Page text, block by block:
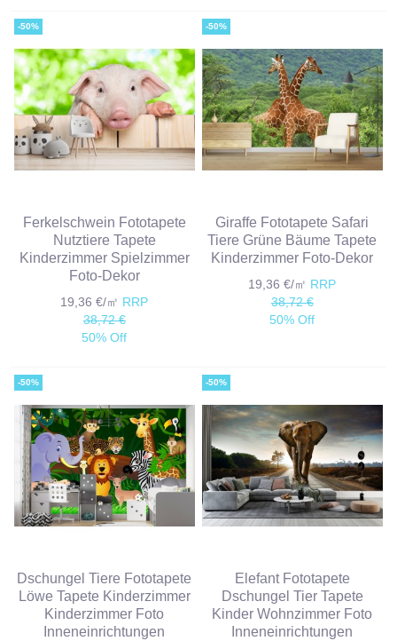
-50%
Ferkelschwein Fototapete
Nutztiere Tapete
Kinderzimmer Spielzimmer
Foto-Dekor
19,36 €/㎡ RRP
38,72 €
50% Off
-50%
Giraffe Fototapete Safari
Tiere Grüne Bäume Tapete
Kinderzimmer Foto-Dekor
19,36 €/㎡ RRP
38,72 €
50% Off
-50%
Dschungel Tiere Fototapete
Löwe Tapete Kinderzimmer
Kinderzimmer Foto
Inneneinrichtungen
-50%
Elefant Fototapete
Dschungel Tier Tapete
Kinder Wohnzimmer Foto
Inneneinrichtungen